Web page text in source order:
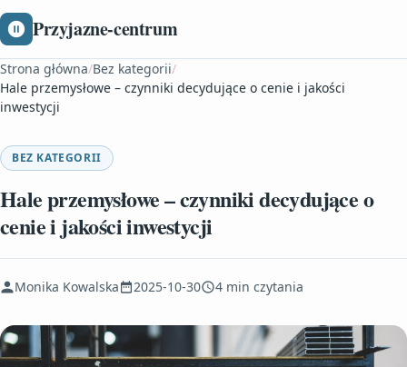
Przyjazne-centrum
Strona główna/Bez kategorii/
Hale przemysłowe – czynniki decydujące o cenie i jakości
inwestycji
BEZ KATEGORII
Hale przemysłowe – czynniki decydujące o
cenie i jakości inwestycji
Monika Kowalska 2025-10-30 4 min czytania